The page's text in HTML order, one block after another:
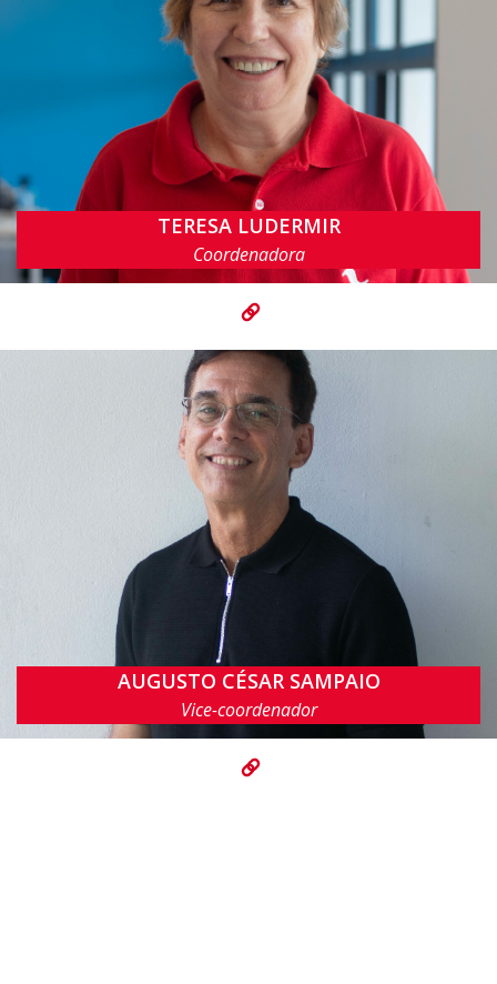
TERESA LUDERMIR
Coordenadora
tbl@cin.ufpe.br
AUGUSTO CÉSAR SAMPAIO
Vice-coordenador
acas@cin.ufpe.br